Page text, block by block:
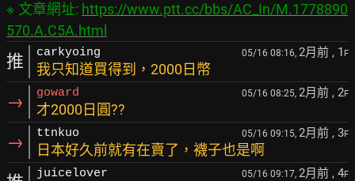
※ 文章網址: https://www.ptt.cc/bbs/AC_In/M.1778890
570.A.C5A.html
推 carkyoing 05/16 08:16, 2月前 , 1 F
我只知道買得到，2000日幣
→ goward 05/16 08:25, 2月前 , 2F
才2000日圓??
→ ttnkuo 05/16 09:15, 2月前 , 3F
日本好久前就有在賣了，襪子也是啊
juicelover 05/16 09:17, 2月前 , 4F